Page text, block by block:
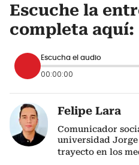
Escuche la
completa aquí:
Escucha el audio
00:00:00
Felipe Lara
Comunicador
universidad Jorge
trayecto en los